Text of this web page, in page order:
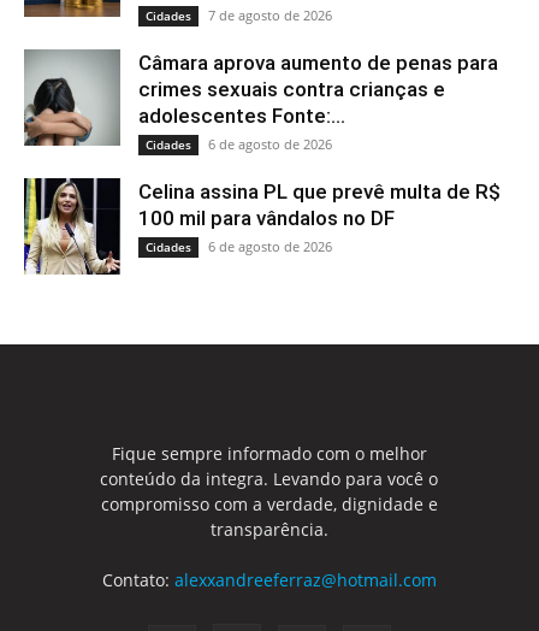
Cidades 7 de agosto de 2026
Câmara aprova aumento de penas para
crimes sexuais contra crianças e
adolescentes Fonte:...
Cidades 6 de agosto de 2026
Celina assina PL que prevê multa de R$
100 mil para vândalos no DF
Cidades 6 de agosto de 2026
Fique sempre informado com o melhor
conteúdo da integra. Levando para você o
compromisso com a verdade, dignidade e
transparência.
Contato: alexxandreeferraz@hotmail.com